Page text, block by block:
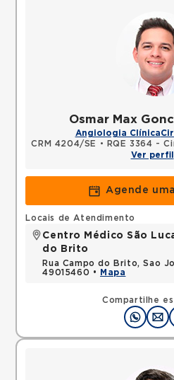
Osmar Max
Angiologia Clínica
CRM 4204/SE
• RQE 3364 -
Ver perfil
Agende
Compartilhe
Locais de Atendimento
Centro Médico São
do Brito
Rua Campo do Brito, Sao
49015460 •
Mapa